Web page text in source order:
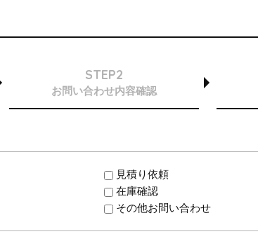
STEP2
お問い合わせ内容確認
見積り依頼
在庫確認
その他お問い合わせ